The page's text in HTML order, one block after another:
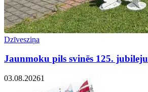
Dzīvesziņa
Jaunmoku pils svinēs 125. jubileju
03.08.20261